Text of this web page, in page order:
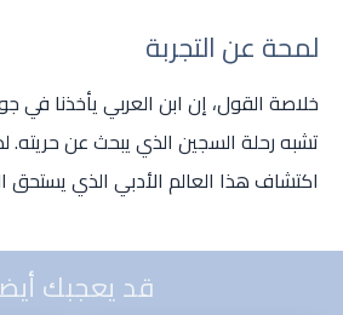
لمحة عن التجربة
خلاصة القول، إن ابن العربي يأخذنا في
تشبه رحلة السجين الذي يبحث عن حريته.
اكتشاف هذا العالم الأدبي الذي يستحق
قد يعجبك